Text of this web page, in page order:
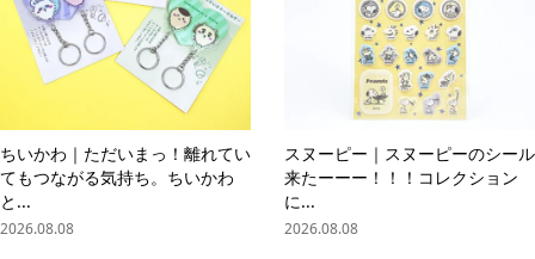
ちいかわ｜ただいまっ！離れてい
てもつながる気持ち。ちいかわ
と...
2026.08.08
スヌーピー｜スヌーピーのシール
来たーーー！！！コレクション
に...
2026.08.08